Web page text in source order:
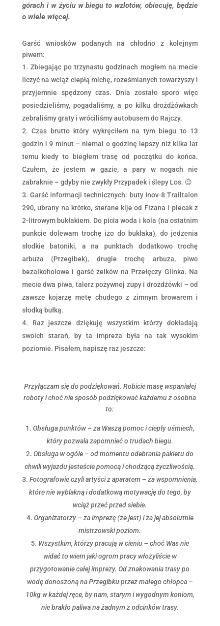
górach i w życiu w biegu to wzlotów, obiecuję, będzie
o wiele więcej.
Garść wniosków podanych na chłodno z kolejnym
piwem:
Zbiegając po trzynastu godzinach mogłem na mecie
liczyć na wciąż ciepłą michę, roześmianych towarzyszy i
przyjemnie spędzony czas. Dnia zostało sporo więc
posiedzieliśmy, pogadaliśmy, a po kilku drożdżówkach
zebraliśmy graty i wróciliśmy autobusem do Rajczy.
Czas brutto który wykręciłem na tym biegu to 13
godzin i 9 minut – niemal o godzinę lepszy niż kilka lat
temu kiedy to biegłem trasę od początku do końca.
Czułem, że jestem w gazie, a pary w nogach nie
zabraknie – gdyby nie zwykły Przypadek i ślepy Los. 😉
Garść informacji technicznych: buty Inov-8 Trailtalon
290, ubrany na krótko, sterane kije od Fizana i plecak z
2-litrowym bukłakiem. Do picia woda i kola (na ostatnim
punkcie dolewam trochę izo do bukłaka), do jedzenia
słodkie batoniki, a na punktach dodatkowo trochę
arbuza (Przegibek), drugie trochę arbuza, piwo
bezalkoholowe i garść żelków na Przełęczy Glinka. Na
mecie dwa piwa, talerz pożywnej zupy i drożdżówki – od
zawsze kojarzę metę chudego z zimnym browarem i
słodką bułką.
Raz jeszcze dziękuję wszystkim którzy dokładają
swoich starań, by ta impreza była na tak wysokim
poziomie. Pisałem, napiszę raz jeszcze:
Przyłączam się do podziękowań. Robicie masę wspaniałej
roboty i choć nie sposób podziękować każdemu z osobna
to:
Obsługa punktów – za Waszą pomoc i ciepły uśmiech,
który pozwala zapomnieć o trudach biegu.
Obsługa w ogóle – od momentu odebrania pakietu do
chwili wyjazdu jesteście pomocą i chodzącą życzliwością.
Fotografowie czyli artyści z aparatem – za wspomnienia,
które nie wyblakną i dodatkową motywację do tego, by
wciąż przeć przed siebie.
Organizatorzy – za imprezę (że jest) i za jej absolutnie
mistrzowski poziom.
Wszystkim, którzy pracują w cieniu – choć Was nie
widać to wiem jaki ogrom pracy włożyliście w
przygotowanie całej imprezy. Od znakowania trasy po
wodę donoszoną na Przegibku przez małego chłopca –
10kg w każdej ręce, by nam, starym i wygodnym koniom,
nie brakło paliwa na żadnym z odcinków trasy.